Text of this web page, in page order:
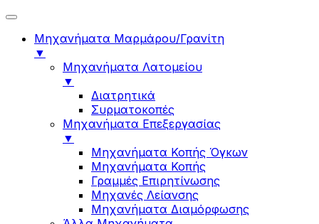
Μηχανήματα Μαρμάρου/Γρανίτη
▼
Μηχανήματα Λατομείου
▼
Διατρητικά
Συρματοκοπές
Μηχανήματα Επεξεργασίας
▼
Μηχανήματα Κοπής Όγκων
Μηχανήματα Κοπής
Γραμμές Επιρητίνωσης
Μηχανές Λείανσης
Μηχανήματα Διαμόρφωσης